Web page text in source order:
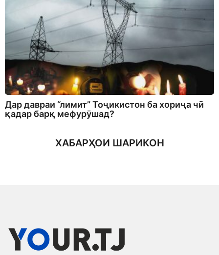
Дар давраи “лимит” Тоҷикистон ба хориҷа чӣ
қадар барқ мефурӯшад?
ХАБАРҲОИ ШАРИКОН